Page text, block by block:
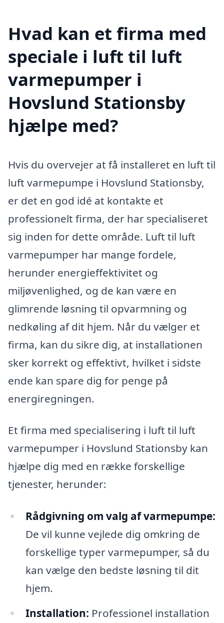
Hvad kan et firma med
speciale i luft til luft
varmepumper i
Hovslund Stationsby
hjælpe med?
Hvis du overvejer at få installeret en luft til
luft varmepumpe i Hovslund Stationsby,
er det en god idé at kontakte et
professionelt firma, der har specialiseret
sig inden for dette område. Luft til luft
varmepumper har mange fordele,
herunder energieffektivitet og
miljøvenlighed, og de kan være en
glimrende løsning til opvarmning og
nedkøling af dit hjem. Når du vælger et
firma, kan du sikre dig, at installationen
sker korrekt og effektivt, hvilket i sidste
ende kan spare dig for penge på
energiregningen.
Et firma med specialisering i luft til luft
varmepumper i Hovslund Stationsby kan
hjælpe dig med en række forskellige
tjenester, herunder:
Rådgivning om valg af varmepumpe:
De vil kunne vejlede dig omkring de
forskellige typer varmepumper, så du
kan vælge den bedste løsning til dit
hjem.
Installation: Professionel installation